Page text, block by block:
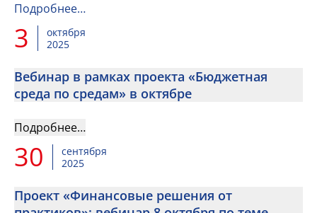
Подробнее…
3
октября
2025
Вебинар в рамках проекта «Бюджетная
среда по средам» в октябре
Подробнее…
30
сентября
2025
Проект «Финансовые решения от